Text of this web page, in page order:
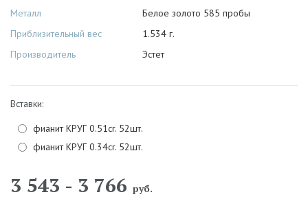
Металл
Приблизительный вес
Производитель
Белое золото 585 пробы
1.534 г.
Эстет
Вставки:
фианит КРУГ 0.51cr. 52шт.
фианит КРУГ 0.34cr. 52шт.
3 543 - 3 766 руб.